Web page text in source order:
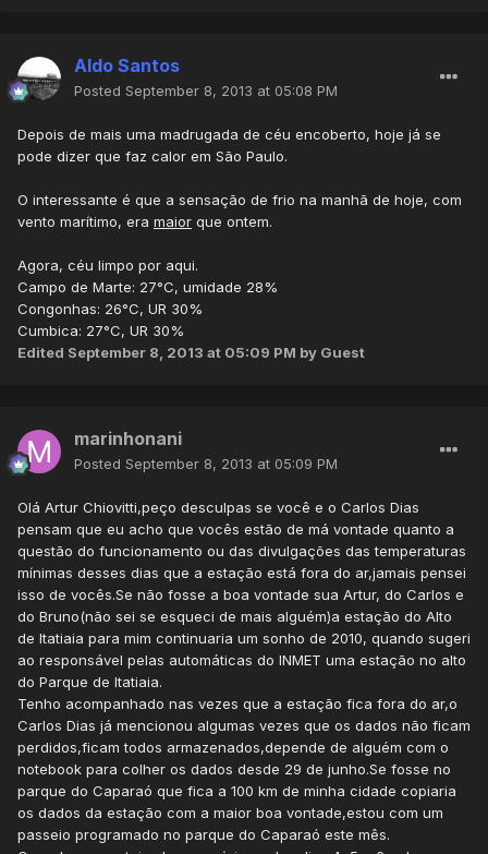
Aldo Santos
Posted September 8, 2013 at 05:08 PM
Depois de mais uma madrugada de céu encoberto, hoje já se
pode dizer que faz calor em São Paulo.
O interessante é que a sensação de frio na manhã de hoje, com
vento marítimo, era maior que ontem.
Agora, céu limpo por aqui.
Campo de Marte: 27°C, umidade 28%
Congonhas: 26°C, UR 30%
Cumbica: 27°C, UR 30%
Edited September 8, 2013 at 05:09 PM by Guest
marinhonani
Posted September 8, 2013 at 05:09 PM
Olá Artur Chiovitti,peço desculpas se você e o Carlos Dias
pensam que eu acho que vocês estão de má vontade quanto a
questão do funcionamento ou das divulgações das temperaturas
mínimas desses dias que a estação está fora do ar,jamais pensei
isso de vocês.Se não fosse a boa vontade sua Artur, do Carlos e
do Bruno(não sei se esqueci de mais alguém)a estação do Alto
de Itatiaia para mim continuaria um sonho de 2010, quando sugeri
ao responsável pelas automáticas do INMET uma estação no alto
do Parque de Itatiaia.
Tenho acompanhado nas vezes que a estação fica fora do ar,o
Carlos Dias já mencionou algumas vezes que os dados não ficam
perdidos,ficam todos armazenados,depende de alguém com o
notebook para colher os dados desde 29 de junho.Se fosse no
parque do Caparaó que fica a 100 km de minha cidade copiaria
os dados da estação com a maior boa vontade,estou com um
passeio programado no parque do Caparaó este mês.